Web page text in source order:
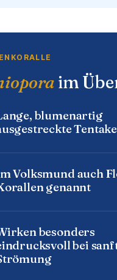
im
blumenartig
Volksmund auch
genannt
besonders
bei